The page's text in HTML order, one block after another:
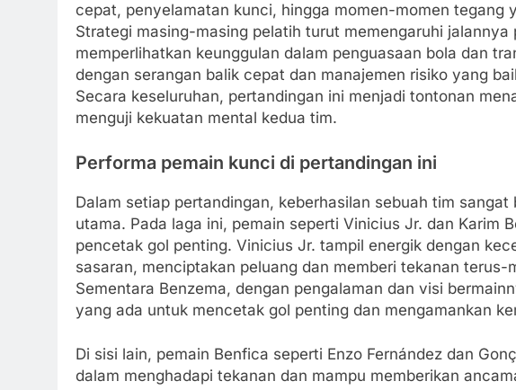
cepat, penyelamatan kunci, hingga momen-momen tegang
Strategi masing-masing pelatih turut memengaruhi jalannya
memperlihatkan keunggulan dalam penguasaan bola dan
dengan serangan balik cepat dan manajemen risiko yang
Secara keseluruhan, pertandingan ini menjadi tontonan
menguji kekuatan mental kedua tim.
Performa pemain kunci di pertandingan ini
Dalam setiap pertandingan, keberhasilan sebuah tim
utama. Pada laga ini, pemain seperti Vinicius Jr. dan Karim
pencetak gol penting. Vinicius Jr. tampil energik dengan
sasaran, menciptakan peluang dan memberi tekanan terus-
Sementara Benzema, dengan pengalaman dan visi
yang ada untuk mencetak gol penting dan mengamankan
Di sisi lain, pemain Benfica seperti Enzo Fernández dan
dalam menghadapi tekanan dan mampu memberikan